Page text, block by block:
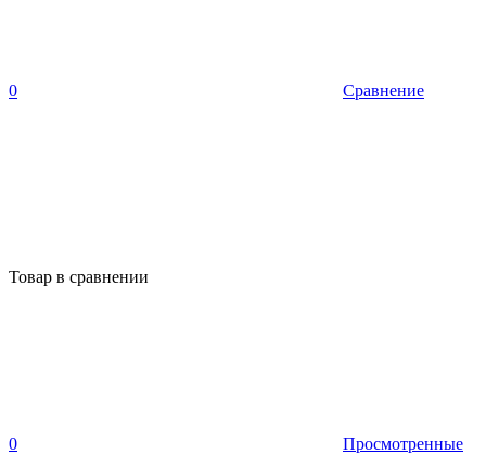
0 Сравнение
Товар в сравнении
0 Просмотренные